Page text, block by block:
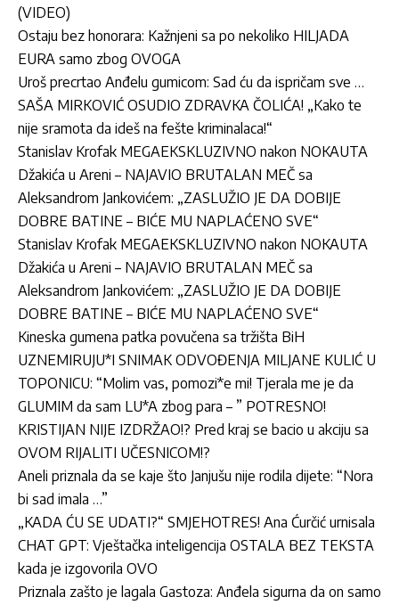
(VIDEO)
Ostaju bez honorara: Kažnjeni sa po nekoliko HILJADA
EURA samo zbog OVOGA
Uroš precrtao Anđelu gumicom: Sad ću da ispričam sve …
SAŠA MIRKOVIĆ OSUDIO ZDRAVKA ČOLIĆA! „Kako te
nije sramota da ideš na fešte kriminalaca!“
Stanislav Krofak MEGAEKSKLUZIVNO nakon NOKAUTA
Džakića u Areni – NAJAVIO BRUTALAN MEČ sa
Aleksandrom Jankovićem: „ZASLUŽIO JE DA DOBIJE
DOBRE BATINE – BIĆE MU NAPLAĆENO SVE“
Stanislav Krofak MEGAEKSKLUZIVNO nakon NOKAUTA
Džakića u Areni – NAJAVIO BRUTALAN MEČ sa
Aleksandrom Jankovićem: „ZASLUŽIO JE DA DOBIJE
DOBRE BATINE – BIĆE MU NAPLAĆENO SVE“
Kineska gumena patka povučena sa tržišta BiH
UZNEMIRUJU*I SNIMAK ODVOĐENJA MILJANE KULIĆ U
TOPONICU: “Molim vas, pomozi*e mi! Tjerala me je da
GLUMIM da sam LU*A zbog para – ” POTRESNO!
KRISTIJAN NIJE IZDRŽAO!? Pred kraj se bacio u akciju sa
OVOM RIJALITI UČESNICOM!?
Aneli priznala da se kaje što Janjušu nije rodila dijete: “Nora
bi sad imala …”
„KADA ĆU SE UDATI?“ SMJEHOTRES! Ana Ćurčić urnisala
CHAT GPT: Vještačka inteligencija OSTALA BEZ TEKSTA
kada je izgovorila OVO
Priznala zašto je lagala Gastoza: Anđela sigurna da on samo